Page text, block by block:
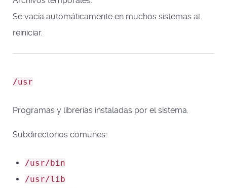
Se vacía automáticamente en muchos sistemas al
reiniciar.
/usr
Programas y librerías instaladas por el sistema.
Subdirectorios comunes:
/usr/bin
/usr/lib